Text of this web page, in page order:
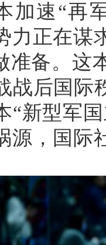
加速“再
力正在谋
准备。这
战后国际
“新型军
源，国际